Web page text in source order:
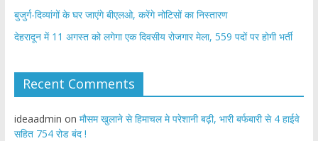
बुजुर्ग-दिव्यांगों के घर जाएंगे बीएलओ, करेंगे नोटिसों का निस्तारण
​देहरादून में 11 अगस्त को लगेगा एक दिवसीय रोजगार मेला, 559 पदों पर होगी भर्ती
Recent Comments
ideaadmin on मौसम खुलाने से हिमाचल मे परेशानी बढ़ी, भारी बर्फबारी से 4 हाईवे
सहित 754 रोड बंद !